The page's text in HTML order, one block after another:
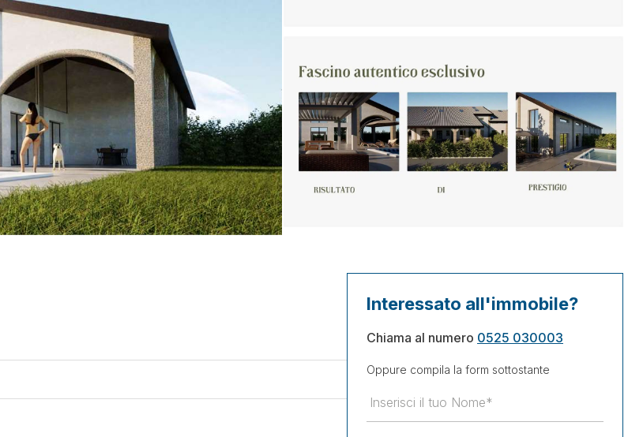
Interessato all'immobile?
Chiama al numero 0525 030003
Oppure compila la form sottostante